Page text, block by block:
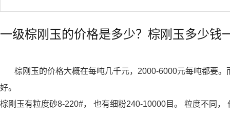
一级棕刚玉的价格是多少？棕刚玉多少钱
棕刚玉的价格大概在每吨几千元，2000-6000元每吨都要。
好。
棕刚玉有粒度砂8-220#， 也有细粉240-10000目。 粒度不同